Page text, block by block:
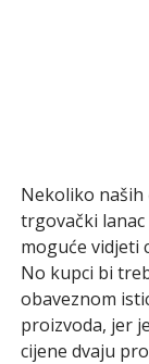
Nekoliko naših
trgovački
moguće vidjeti
No kupci bi
obaveznom
proizvoda, jer
cijene dvaju